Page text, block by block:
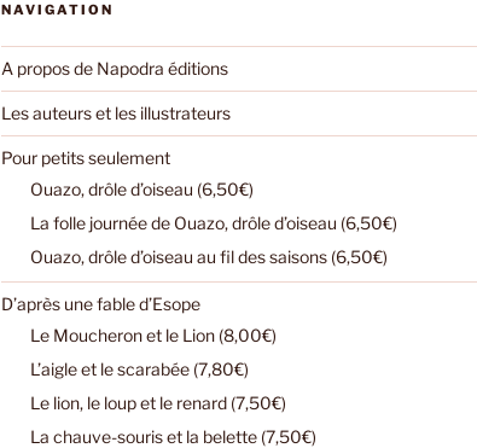
NAVIGATION
A propos de Napodra éditions
Les auteurs et les illustrateurs
Pour petits seulement
Ouazo, drôle d’oiseau (6,50€)
La folle journée de Ouazo, drôle d’oiseau (6,50€)
Ouazo, drôle d’oiseau au fil des saisons (6,50€)
D’après une fable d’Esope
Le Moucheron et le Lion (8,00€)
L’aigle et le scarabée (7,80€)
Le lion, le loup et le renard (7,50€)
La chauve-souris et la belette (7,50€)